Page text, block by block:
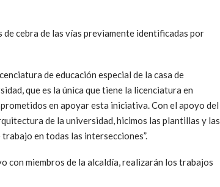
cebra de las vías previamente identificadas por
de educación especial de la casa de
que es la única que tiene la licenciatura en
en apoyar esta iniciativa. Con el apoyo del
de la universidad, hicimos las plantillas y las
en todas las intersecciones”.
con miembros de la alcaldía, realizarán los trabajos